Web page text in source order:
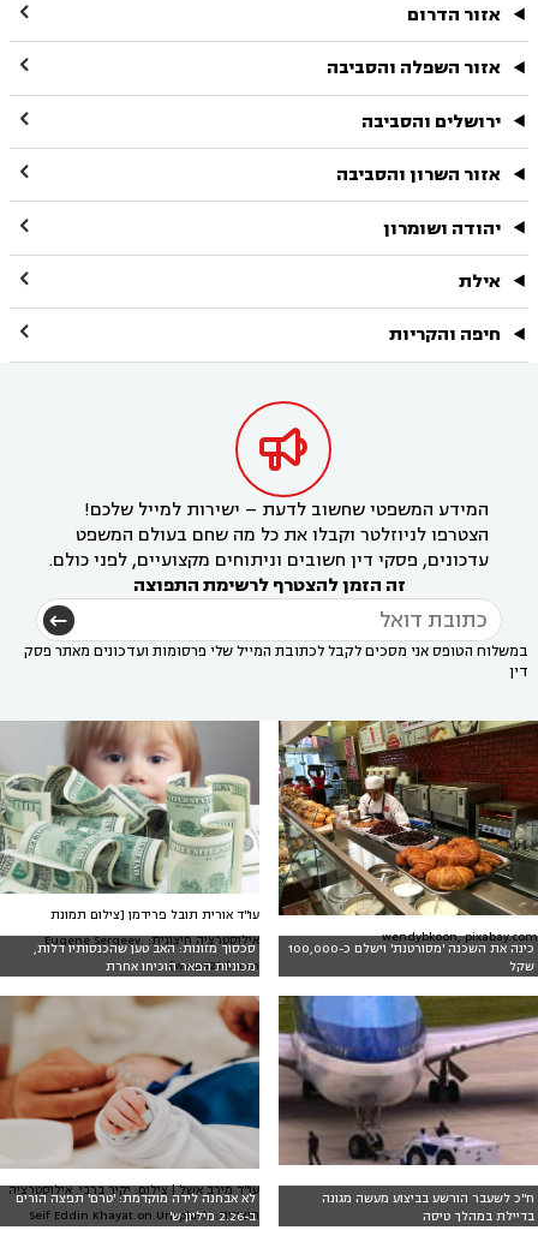
אזור הדרום 
אזור השפלה והסביבה 
ירושלים והסביבה 
אזור השרון והסביבה 
יהודה ושומרון 
אילת 
חיפה והקריות 

המידע המשפטי שחשוב לדעת – ישירות למייל שלכם!
הצטרפו לניוזלטר וקבלו את כל מה שחם בעולם המשפט
עדכונים, פסקי דין חשובים וניתוחים מקצועיים, לפני כולם.
זה הזמן להצטרף לרשימת התפוצה
במשלוח הטופס אני מסכים לקבל לכתובת המייל שלי פרסומות ועדכונים מאתר פסק
דין
כינה את השכנה 'מסורטנת' וישלם כ-100,000
שקל
wendybkoon, pixabay.com
סכסוך מזונות: האב טען שהכנסותיו דלות,
מכוניות הפאר הוכיחו אחרת
עו"ד אורית תובל פרידמן [צילום תמונת
אילוסטרציה חיצונית: Eugene Sergeev,
www.123rf.com]
ח"כ לשעבר הורשע בביצוע מעשה מגונה
בדיילת במהלך טיסה
לא אבחנה לידה מוקדמת: 'טרם' תפצה הורים
ב-2.26 מיליון ש'
עו"ד מירב אשל | צילום: יקיר ברבי. אילוסטרציה
חיצונית: Seif Eddin Khayat on Unsplash